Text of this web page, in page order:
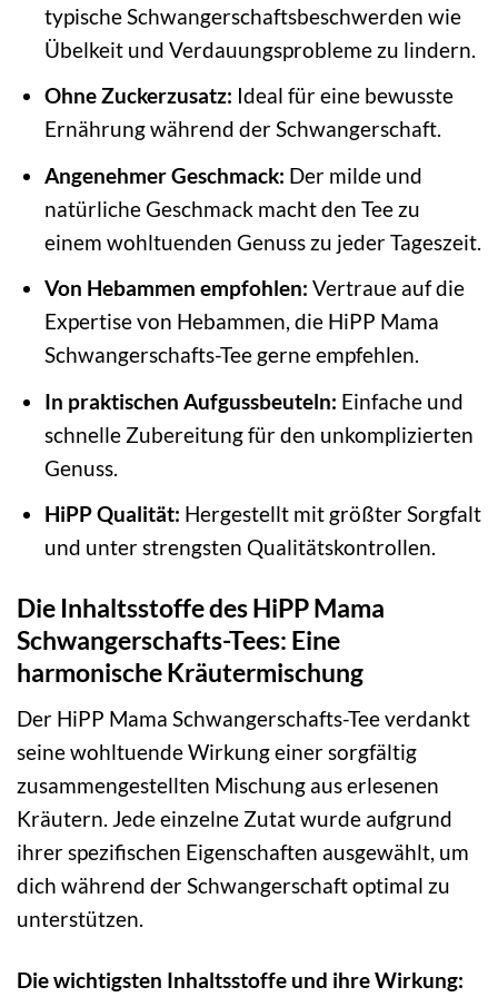
typische Schwangerschaftsbeschwerden wie
Übelkeit und Verdauungsprobleme zu lindern.
Ohne Zuckerzusatz: Ideal für eine bewusste
Ernährung während der Schwangerschaft.
Angenehmer Geschmack: Der milde und
natürliche Geschmack macht den Tee zu
einem wohltuenden Genuss zu jeder Tageszeit.
Von Hebammen empfohlen: Vertraue auf die
Expertise von Hebammen, die HiPP Mama
Schwangerschafts-Tee gerne empfehlen.
In praktischen Aufgussbeuteln: Einfache und
schnelle Zubereitung für den unkomplizierten
Genuss.
HiPP Qualität: Hergestellt mit größter Sorgfalt
und unter strengsten Qualitätskontrollen.
Die Inhaltsstoffe des HiPP Mama
Schwangerschafts-Tees: Eine
harmonische Kräutermischung
Der HiPP Mama Schwangerschafts-Tee verdankt
seine wohltuende Wirkung einer sorgfältig
zusammengestellten Mischung aus erlesenen
Kräutern. Jede einzelne Zutat wurde aufgrund
ihrer spezifischen Eigenschaften ausgewählt, um
dich während der Schwangerschaft optimal zu
unterstützen.
Die wichtigsten Inhaltsstoffe und ihre Wirkung: